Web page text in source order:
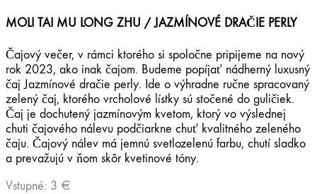
MOLI TAI MU LONG ZHU / JAZMÍNOVÉ DRAČIE PERLY
Čajový večer, v rámci ktorého si spoločne pripijeme na nový
rok 2023, ako inak čajom. Budeme popíjať nádherný luxusný
čaj Jazmínové dračie perly. Ide o výhradne ručne spracovaný
zelený čaj, ktorého vrcholové lístky sú stočené do guličiek.
Čaj je dochutený jazmínovým kvetom, ktorý vo výslednej
chuti čajového nálevu podčiarkne chuť kvalitného zeleného
čaju. Čajový nálev má jemnú svetlozelenú farbu, chutí sladko
a prevažujú v ňom skôr kvetinové tóny.
Vstupné: 3 €